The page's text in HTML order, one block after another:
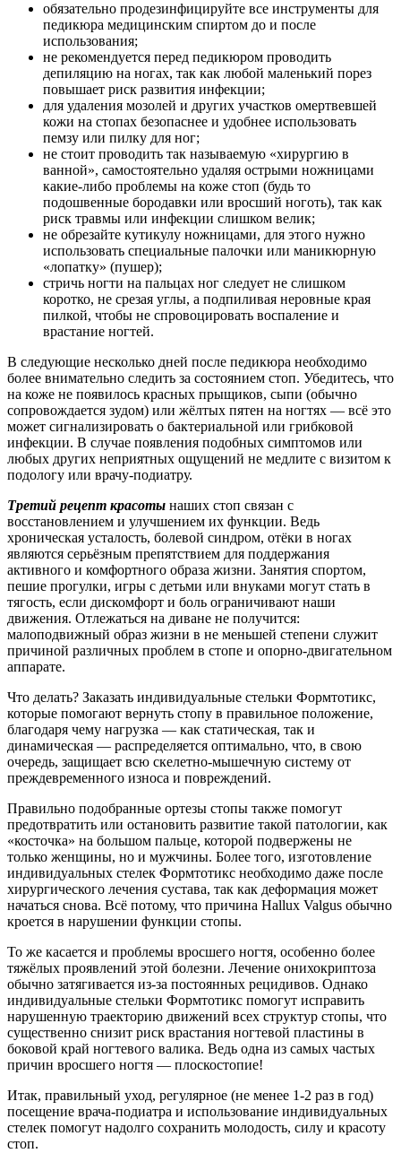
обязательно продезинфицируйте все инструменты для
педикюра медицинским спиртом до и после
использования;
не рекомендуется перед педикюром проводить
депиляцию на ногах, так как любой маленький порез
повышает риск развития инфекции;
для удаления мозолей и других участков омертвевшей
кожи на стопах безопаснее и удобнее использовать
пемзу или пилку для ног;
не стоит проводить так называемую «хирургию в
ванной», самостоятельно удаляя острыми ножницами
какие-либо проблемы на коже стоп (будь то
подошвенные бородавки или вросший ноготь), так как
риск травмы или инфекции слишком велик;
не обрезайте кутикулу ножницами, для этого нужно
использовать специальные палочки или маникюрную
«лопатку» (пушер);
стричь ногти на пальцах ног следует не слишком
коротко, не срезая углы, а подпиливая неровные края
пилкой, чтобы не спровоцировать воспаление и
врастание ногтей.
В следующие несколько дней после педикюра необходимо
более внимательно следить за состоянием стоп. Убедитесь, что
на коже не появилось красных прыщиков, сыпи (обычно
сопровождается зудом) или жёлтых пятен на ногтях — всё это
может сигнализировать о бактериальной или грибковой
инфекции. В случае появления подобных симптомов или
любых других неприятных ощущений не медлите с визитом к
подологу или врачу-подиатру.
Третий рецепт красоты наших стоп связан с
восстановлением и улучшением их функции. Ведь
хроническая усталость, болевой синдром, отёки в ногах
являются серьёзным препятствием для поддержания
активного и комфортного образа жизни. Занятия спортом,
пешие прогулки, игры с детьми или внуками могут стать в
тягость, если дискомфорт и боль ограничивают наши
движения. Отлежаться на диване не получится:
малоподвижный образ жизни в не меньшей степени служит
причиной различных проблем в стопе и опорно-двигательном
аппарате.
Что делать? Заказать индивидуальные стельки Формтотикс,
которые помогают вернуть стопу в правильное положение,
благодаря чему нагрузка — как статическая, так и
динамическая — распределяется оптимально, что, в свою
очередь, защищает всю скелетно-мышечную систему от
преждевременного износа и повреждений.
Правильно подобранные ортезы стопы также помогут
предотвратить или остановить развитие такой патологии, как
«косточка» на большом пальце, которой подвержены не
только женщины, но и мужчины. Более того, изготовление
индивидуальных стелек Формтотикс необходимо даже после
хирургического лечения сустава, так как деформация может
начаться снова. Всё потому, что причина Hallux Valgus обычно
кроется в нарушении функции стопы.
То же касается и проблемы вросшего ногтя, особенно более
тяжёлых проявлений этой болезни. Лечение онихокриптоза
обычно затягивается из-за постоянных рецидивов. Однако
индивидуальные стельки Формтотикс помогут исправить
нарушенную траекторию движений всех структур стопы, что
существенно снизит риск врастания ногтевой пластины в
боковой край ногтевого валика. Ведь одна из самых частых
причин вросшего ногтя — плоскостопие!
Итак, правильный уход, регулярное (не менее 1-2 раз в год)
посещение врача-подиатра и использование индивидуальных
стелек помогут надолго сохранить молодость, силу и красоту
стоп.